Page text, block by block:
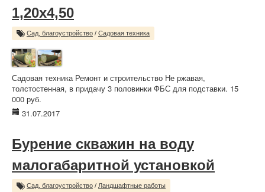
1,20х4,50
Сад, благоустройство / Садовая техника
Садовая техника Ремонт и строительство Не ржавая,
толстостенная, в придачу 3 половинки ФБС для подставки. 15
000 руб.
31.07.2017
Бурение скважин на воду
малогабаритной установкой
Сад, благоустройство / Ландшафтные работы